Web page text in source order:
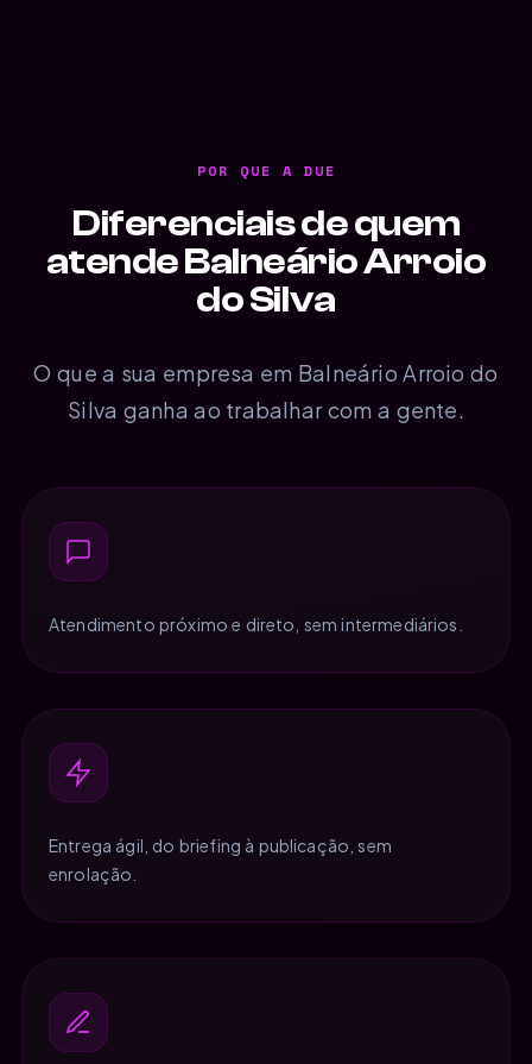
POR QUE A DUE
Diferenciais de quem
atende Balneário Arroio
do Silva
O que a sua empresa em Balneário Arroio do
Silva ganha ao trabalhar com a gente.
Atendimento próximo e direto, sem intermediários.
Entrega ágil, do briefing à publicação, sem
enrolação.